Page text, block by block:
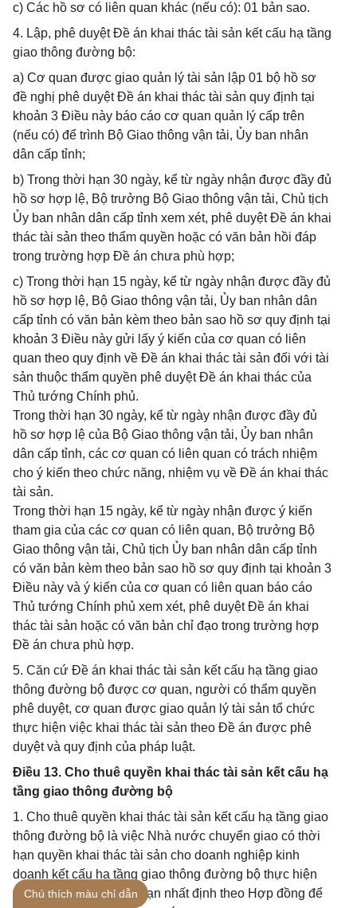
c) Các hồ sơ có liên quan khác (nếu có): 01 bản sao.
4. Lập, phê duyệt Đề án khai thác tài sản kết cấu hạ tầng
giao thông đường bộ:
a) Cơ quan được giao quản lý tài sản lập 01 bộ hồ sơ
đề nghị phê duyệt Đề án khai thác tài sản quy định tại
khoản 3 Điều này báo cáo cơ quan quản lý cấp trên
(nếu có) để trình Bộ Giao thông vận tải, Ủy ban nhân
dân cấp tỉnh;
b) Trong thời hạn 30 ngày, kể từ ngày nhận được đầy đủ
hồ sơ hợp lệ, Bộ trưởng Bộ Giao thông vận tải, Chủ tịch
Ủy ban nhân dân cấp tỉnh xem xét, phê duyệt Đề án khai
thác tài sản theo thẩm quyền hoặc có văn bản hồi đáp
trong trường hợp Đề án chưa phù hợp;
c) Trong thời hạn 15 ngày, kể từ ngày nhận được đầy đủ
hồ sơ hợp lệ, Bộ Giao thông vận tải, Ủy ban nhân dân
cấp tỉnh có văn bản kèm theo bản sao hồ sơ quy định tại
khoản 3 Điều này gửi lấy ý kiến của cơ quan có liên
quan theo quy định về Đề án khai thác tài sản đối với tài
sản thuộc thẩm quyền phê duyệt Đề án khai thác của
Thủ tướng Chính phủ.
Trong thời hạn 30 ngày, kể từ ngày nhận được đầy đủ
hồ sơ hợp lệ của Bộ Giao thông vận tải, Ủy ban nhân
dân cấp tỉnh, các cơ quan có liên quan có trách nhiệm
cho ý kiến theo chức năng, nhiệm vụ về Đề án khai thác
tài sản.
Trong thời hạn 15 ngày, kể từ ngày nhận được ý kiến
tham gia của các cơ quan có liên quan, Bộ trưởng Bộ
Giao thông vận tải, Chủ tịch Ủy ban nhân dân cấp tỉnh
có văn bản kèm theo bản sao hồ sơ quy định tại khoản 3
Điều này và ý kiến của cơ quan có liên quan báo cáo
Thủ tướng Chính phủ xem xét, phê duyệt Đề án khai
thác tài sản hoặc có văn bản chỉ đạo trong trường hợp
Đề án chưa phù hợp.
5. Căn cứ Đề án khai thác tài sản kết cấu hạ tầng giao
thông đường bộ được cơ quan, người có thẩm quyền
phê duyệt, cơ quan được giao quản lý tài sản tổ chức
thực hiện việc khai thác tài sản theo Đề án được phê
duyệt và quy định của pháp luật.
Điều 13. Cho thuê quyền khai thác tài sản kết cấu hạ
tầng giao thông đường bộ
1. Cho thuê quyền khai thác tài sản kết cấu hạ tầng giao
thông đường bộ là việc Nhà nước chuyển giao có thời
hạn quyền khai thác tài sản cho doanh nghiệp kinh
doanh kết cấu hạ tầng giao thông đường bộ thực hiện
trong một khoảng thời hạn nhất định theo Hợp đồng để
Chú thích màu chỉ dẫn